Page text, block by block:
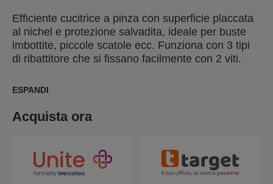
Efficiente cucitrice a pinza con superficie placcata
al nichel e protezione salvadita, ideale per buste
imbottite, piccole scatole ecc. Funziona con 3 tipi
di ribattitore che si fissano facilmente con 2 viti.
ESPANDI
Acquista ora